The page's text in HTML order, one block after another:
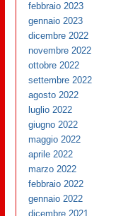
febbraio 2023
gennaio 2023
dicembre 2022
novembre 2022
ottobre 2022
settembre 2022
agosto 2022
luglio 2022
giugno 2022
maggio 2022
aprile 2022
marzo 2022
febbraio 2022
gennaio 2022
dicembre 2021